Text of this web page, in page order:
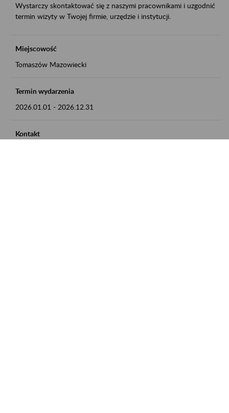
Wystarczy skontaktować się z naszymi pracownikami i uzgodnić
termin wizyty w Twojej firmie, urzędzie i instytucji.
Miejscowość
Tomaszów Mazowiecki
Termin wydarzenia
2026.01.01 - 2026.12.31
Kontakt